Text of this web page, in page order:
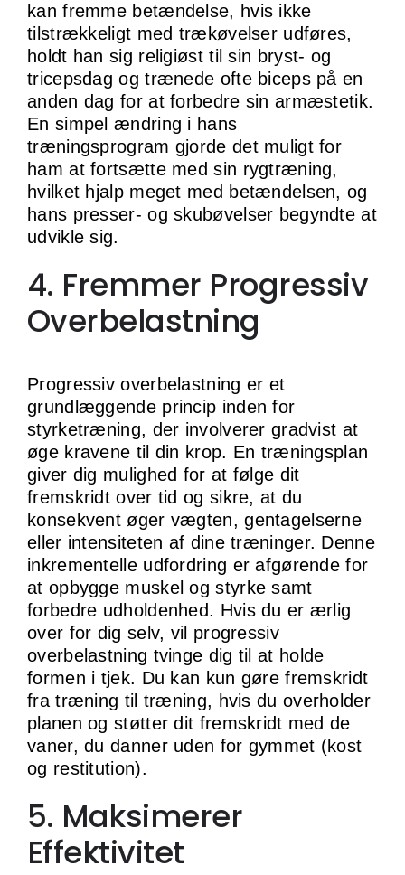
kan fremme betændelse, hvis ikke
tilstrækkeligt med trækøvelser udføres,
holdt han sig religiøst til sin bryst- og
tricepsdag og trænede ofte biceps på en
anden dag for at forbedre sin armæstetik.
En simpel ændring i hans
træningsprogram gjorde det muligt for
ham at fortsætte med sin rygtræning,
hvilket hjalp meget med betændelsen, og
hans presser- og skubøvelser begyndte at
udvikle sig.
4. Fremmer Progressiv
Overbelastning
Progressiv overbelastning er et
grundlæggende princip inden for
styrketræning, der involverer gradvist at
øge kravene til din krop. En træningsplan
giver dig mulighed for at følge dit
fremskridt over tid og sikre, at du
konsekvent øger vægten, gentagelserne
eller intensiteten af dine træninger. Denne
inkrementelle udfordring er afgørende for
at opbygge muskel og styrke samt
forbedre udholdenhed. Hvis du er ærlig
over for dig selv, vil progressiv
overbelastning tvinge dig til at holde
formen i tjek. Du kan kun gøre fremskridt
fra træning til træning, hvis du overholder
planen og støtter dit fremskridt med de
vaner, du danner uden for gymmet (kost
og restitution).
5. Maksimerer
Effektivitet